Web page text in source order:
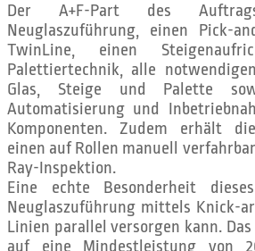
Der A+F-Part des
Neuglaszuführung, einen Pick-
TwinLine, einen
Palettiertechnik, alle
Glas, Steige und Palette
Automatisierung und
Komponenten. Zudem erhält
einen auf Rollen manuell
Ray-Inspektion.
Eine echte Besonderheit
Neuglaszuführung mittels Knick-
Linien parallel versorgen kann.
auf eine Mindestleistung von